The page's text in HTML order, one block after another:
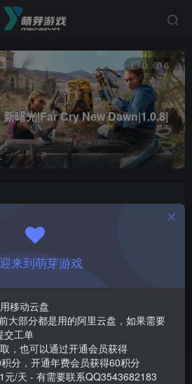
曙光|Far Cry New Dawn|1.0.8|
0 6
后查看
1积分
31.6 GB
来到萌芽游戏
移动云盘
大部分都是用的阿里云盘，如果需要
交工单
，也可以通过开通会员获得
分，开通年费会员获得60积分
元/天 - 有需要联系QQ3543682183